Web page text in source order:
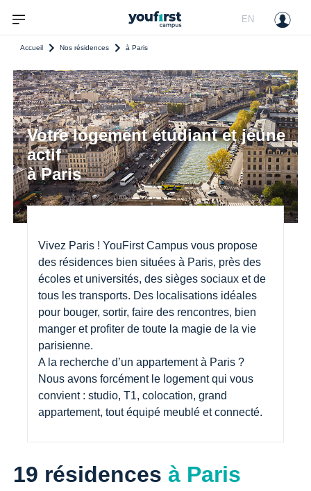
EN
Accueil Nos résidences à Paris
Votre logement étudiant et jeune
actif
à Paris
Vivez Paris ! YouFirst Campus vous propose
des résidences bien situées à Paris, près des
écoles et universités, des sièges sociaux et de
tous les transports. Des localisations idéales
pour bouger, sortir, faire des rencontres, bien
manger et profiter de toute la magie de la vie
parisienne.
A la recherche d’un appartement à Paris ?
Nous avons forcément le logement qui vous
convient : studio, T1, colocation, grand
appartement, tout équipé meublé et connecté.
19 résidences à Paris